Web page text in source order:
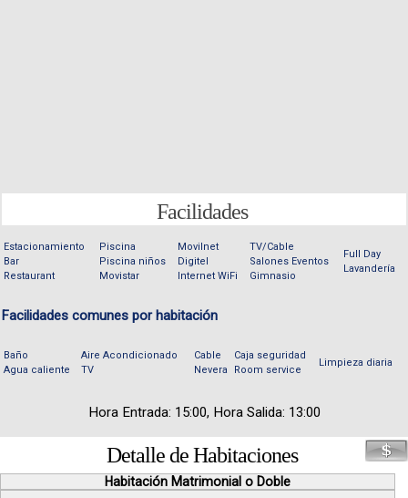
Facilidades
Estacionamiento
Bar
Restaurant
Piscina
Piscina niños
Movistar
Movilnet
Digitel
Internet WiFi
TV/Cable
Salones Eventos
Gimnasio
Full Day
Lavandería
Facilidades comunes por habitación
Baño
Agua caliente
Aire Acondicionado
TV
Cable
Nevera
Caja seguridad
Room service
Limpieza diaria
Hora Entrada: 15:00, Hora Salida: 13:00
Detalle de Habitaciones
Habitación Matrimonial o Doble